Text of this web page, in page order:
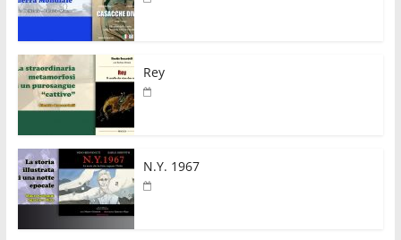
Rey
N.Y. 1967